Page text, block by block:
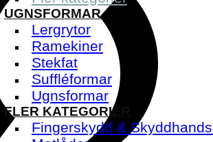
UGNSFORMAR
Lergrytor
Ramekiner
Stekfat
Suffléformar
Ugnsformar
FLER KATEGORIER
Fingerskydd &